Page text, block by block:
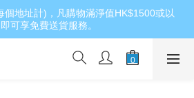
個地址計)，凡購物滿淨值HK$1500或以
即可享免費送貨服務。